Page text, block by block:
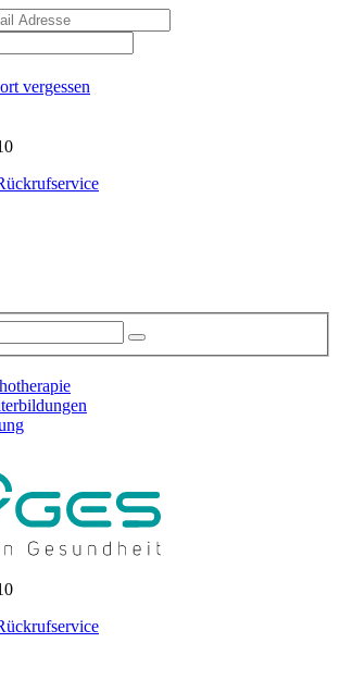
vergessen